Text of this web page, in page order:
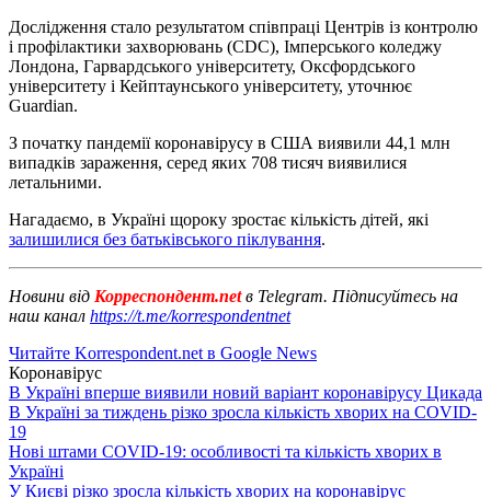
Дослідження стало результатом співпраці Центрів із контролю
і профілактики захворювань (CDC), Імперського коледжу
Лондона, Гарвардського університету, Оксфордського
університету і Кейптаунського університету, уточнює
Guardian.
З початку пандемії коронавірусу в США виявили 44,1 млн
випадків зараження, серед яких 708 тисяч виявилися
летальними.
Нагадаємо, в Україні щороку зростає кількість дітей, які
залишилися без батьківського піклування.
Новини від Корреспондент.netв Telegram. Підписуйтесь на
наш канал https://t.me/korrespondentnet
Читайте Korrespondent.net в Google News
Коронавірус
В Україні вперше виявили новий варіант коронавірусу Цикада
В Україні за тиждень різко зросла кількість хворих на COVID-
19
Нові штами COVID-19: особливості та кількість хворих в
Україні
У Києві різко зросла кількість хворих на коронавірус